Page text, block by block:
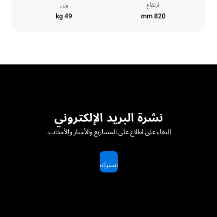
ارتفاع
820 mm
وزن
49 kg
نشرة البريد الإلكتروني
البقاء على اطلاع على المشاريع والأخبار والأحداث.
اشترك